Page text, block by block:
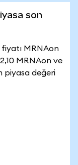
son
MRNAon
MRNAon ve
piyasa değeri